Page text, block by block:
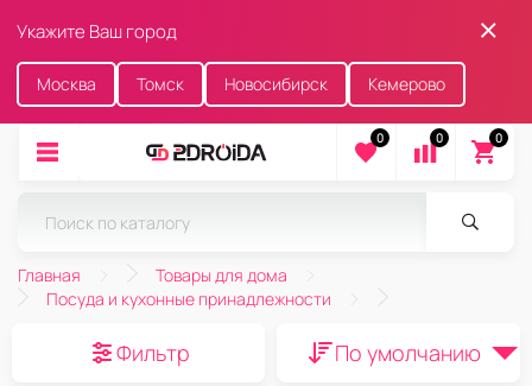
Укажите Ваш город
Москва Томск Новосибирск Кемерово
0 0 0
Главная
Товары для дома
Посуда и кухонные принадлежности
Фильтр По умолчанию